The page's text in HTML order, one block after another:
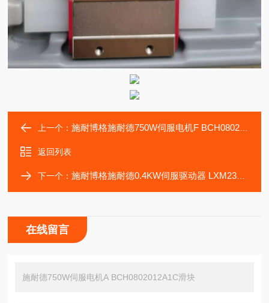
上一个：施耐博格施耐德750W伺服电机F BCH0802012F1C滑块轴
返回列表
下一个：施耐博格施耐德0.4KW伺服驱动器 LXM23DU04M3X滑块
在线留言